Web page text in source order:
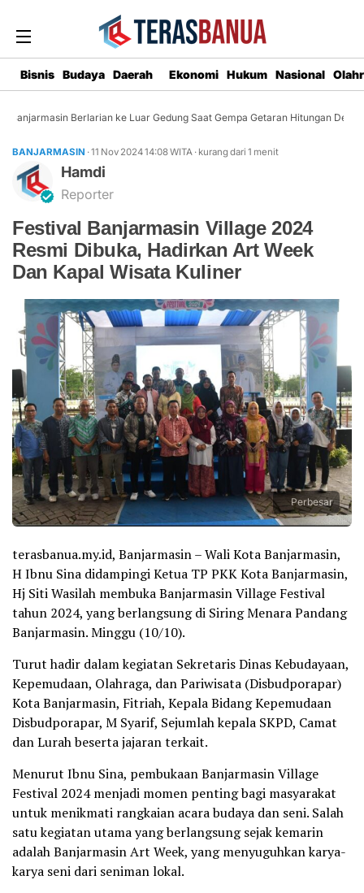
Bisnis Budaya Daerah Ekonomi Hukum Nasional
Banjarmasin Berlarian ke Luar Gedung Saat Gempa Getaran Hitungan Detik
BANJARMASIN · 11 Nov 202414:08WITA · kurang dari 1 menit
Hamdi
Reporter
Festival Banjarmasin Village 2024
Resmi Dibuka, Hadirkan Art Week
Dan Kapal Wisata Kuliner
Perbesar
terasbanua.my.id, Banjarmasin – Wali Kota Banjarmasin,
H Ibnu Sina didampingi Ketua TP PKK Kota Banjarmasin,
Hj Siti Wasilah membuka Banjarmasin Village Festival
tahun 2024, yang berlangsung di Siring Menara Pandang
Banjarmasin. Minggu (10/10).
Turut hadir dalam kegiatan Sekretaris Dinas Kebudayaan,
Kepemudaan, Olahraga, dan Pariwisata (Disbudporapar)
Kota Banjarmasin, Fitriah, Kepala Bidang Kepemudaan
Disbudporapar, M Syarif, Sejumlah kepala SKPD, Camat
dan Lurah beserta jajaran terkait.
Menurut Ibnu Sina, pembukaan Banjarmasin Village
Festival 2024 menjadi momen penting bagi masyarakat
untuk menikmati rangkaian acara budaya dan seni. Salah
satu kegiatan utama yang berlangsung sejak kemarin
adalah Banjarmasin Art Week, yang menyuguhkan karya-
karya seni dari seniman lokal.